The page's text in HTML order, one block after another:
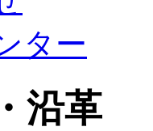
ター
沿革